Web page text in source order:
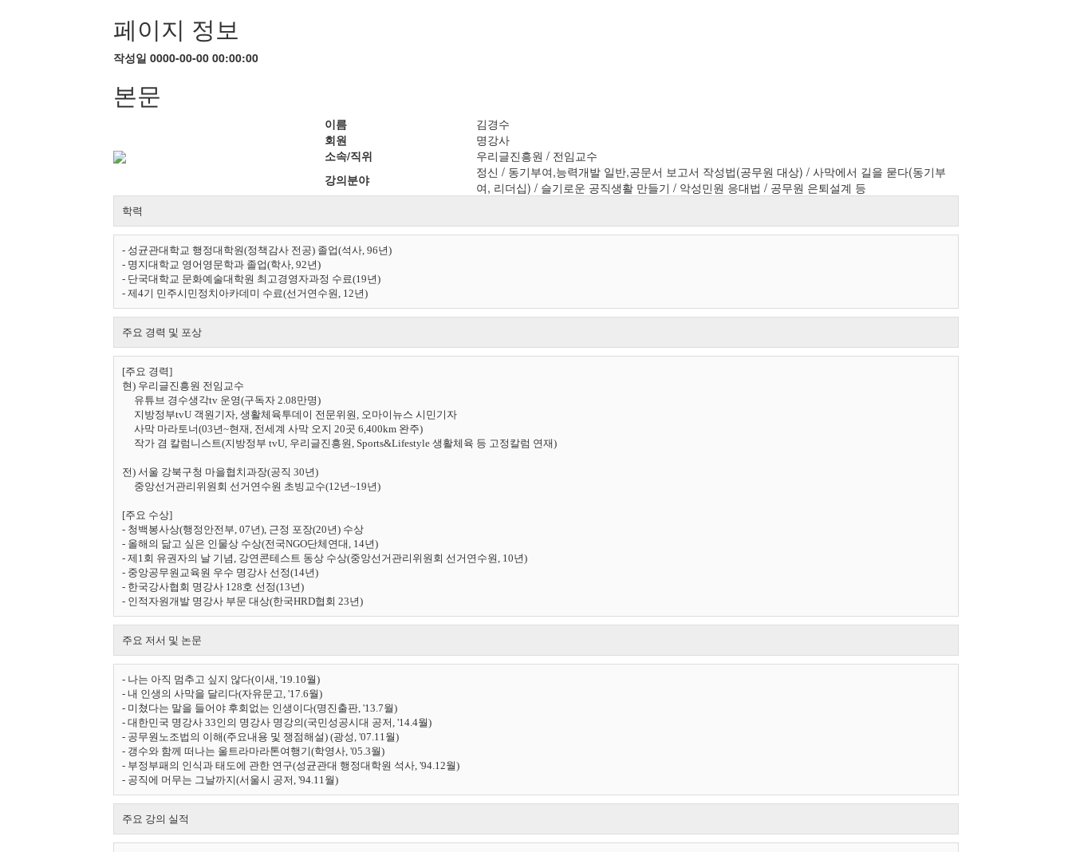
페이지 정보
작성일 0000-00-00 00:00:00
본문
이름
김경수
회원
명강사
소속/직위
우리글진흥원 / 전임교수
강의분야
정신 / 동기부여,능력개발 일반,공문서 보고서 작성법(공무원 대상) / 사막에서 길을 묻다(동기부
여, 리더십) / 슬기로운 공직생활 만들기 / 악성민원 응대법 / 공무원 은퇴설계 등
학력
- 성균관대학교 행정대학원(정책감사 전공) 졸업(석사, 96년)
- 명지대학교 영어영문학과 졸업(학사, 92년)
- 단국대학교 문화예술대학원 최고경영자과정 수료(19년)
- 제4기 민주시민정치아카데미 수료(선거연수원, 12년)
주요 경력 및 포상
[주요 경력]
현) 우리글진흥원 전임교수
     유튜브 경수생각tv 운영(구독자 2.08만명)
     지방정부tvU 객원기자, 생활체육투데이 전문위원, 오마이뉴스 시민기자
     사막 마라토너(03년~현재, 전세계 사막 오지 20곳 6,400km 완주)
     작가 겸 칼럼니스트(지방정부 tvU, 우리글진흥원, Sports&Lifestyle 생활체육 등 고정칼럼 연재)
전) 서울 강북구청 마을협치과장(공직 30년)
     중앙선거관리위원회 선거연수원 초빙교수(12년~19년)
[주요 수상]
- 청백봉사상(행정안전부, 07년), 근정 포장(20년) 수상
- 올해의 닮고 싶은 인물상 수상(전국NGO단체연대, 14년)
- 제1회 유권자의 날 기념, 강연콘테스트 동상 수상(중앙선거관리위원회 선거연수원, 10년)
- 중앙공무원교육원 우수 명강사 선정(14년)
- 한국강사협회 명강사 128호 선정(13년)
- 인적자원개발 명강사 부문 대상(한국HRD협회 23년)
주요 저서 및 논문
- 나는 아직 멈추고 싶지 않다(이새, '19.10월)
- 내 인생의 사막을 달리다(자유문고, '17.6월)
- 미쳤다는 말을 들어야 후회없는 인생이다(명진출판, '13.7월)
- 대한민국 명강사 33인의 명강사 명강의(국민성공시대 공저, '14.4월)
- 공무원노조법의 이해(주요내용 및 쟁점해설) (광성, '07.11월)
- 갱수와 함께 떠나는 울트라마라톤여행기(학영사, '05.3월)
- 부정부패의 인식과 태도에 관한 연구(성균관대 행정대학원 석사, '94.12월)
- 공직에 머무는 그날까지(서울시 공저, '94.11월)
주요 강의 실적